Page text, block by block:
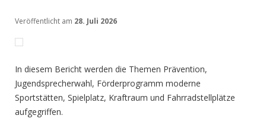
Veröffentlicht am 28. Juli 2026
In diesem Bericht werden die Themen Prävention,
Jugendsprecherwahl, Förderprogramm moderne
Sportstätten, Spielplatz, Kraftraum und Fahrradstellplätze
aufgegriffen.